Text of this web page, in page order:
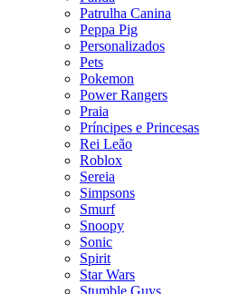
Patrulha Canina
Peppa Pig
Personalizados
Pets
Pokemon
Power Rangers
Praia
Príncipes e Princesas
Rei Leão
Roblox
Sereia
Simpsons
Smurf
Snoopy
Sonic
Spirit
Star Wars
Stumble Guys